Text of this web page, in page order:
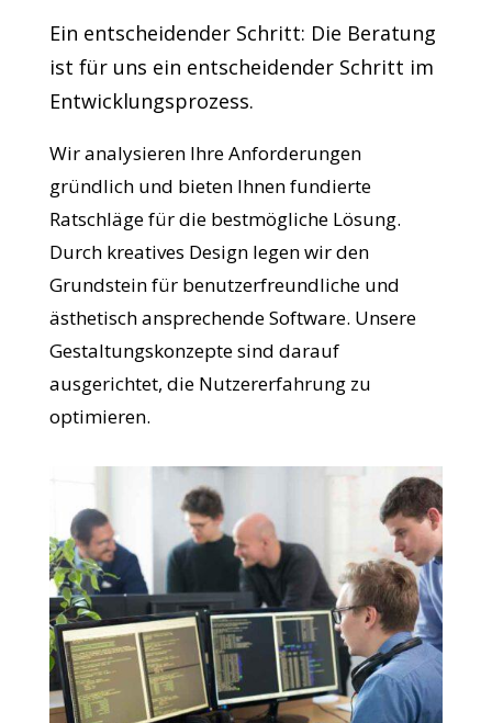
Ein entscheidender Schritt: Die Beratung
ist für uns ein entscheidender Schritt im
Entwicklungsprozess.
Wir analysieren Ihre Anforderungen
gründlich und bieten Ihnen fundierte
Ratschläge für die bestmögliche Lösung.
Durch kreatives Design legen wir den
Grundstein für benutzerfreundliche und
ästhetisch ansprechende Software. Unsere
Gestaltungskonzepte sind darauf
ausgerichtet, die Nutzererfahrung zu
optimieren.